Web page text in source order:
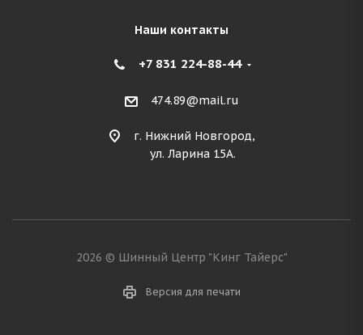
Наши контакты
+7 831 224-88-44
474.89@mail.ru
г. Нижний Новгород,
ул. Ларина 15А.
2026 © Шинный Центр "Кинг Тайерс"
Версия для печати